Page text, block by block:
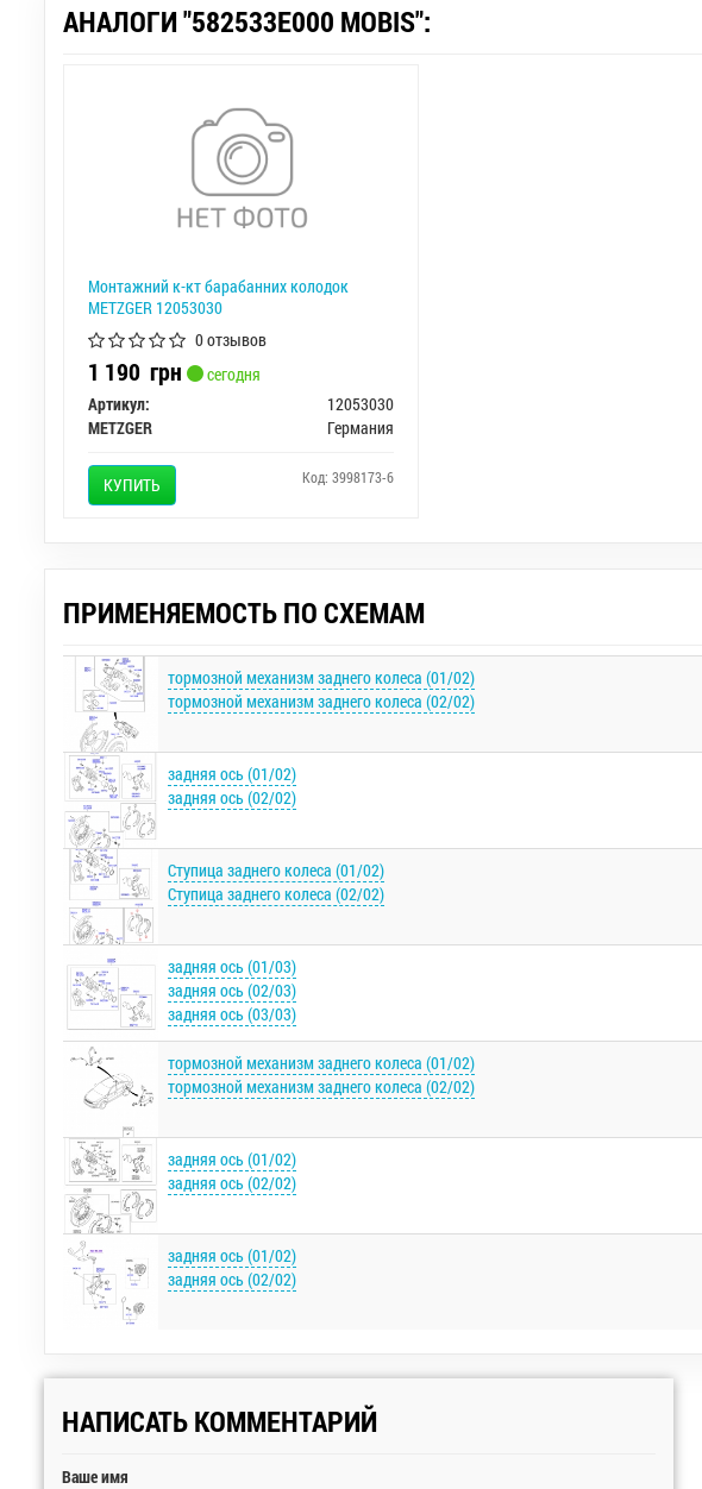
АНАЛОГИ "582533E000 MOBIS":
Монтажний к-кт барабанних колодок
METZGER 12053030
0 отзывов
1 190 грн
сегодня
Артикул:
12053030
METZGER
Германия
КУПИТЬ Код: 3998173-6
ПРИМЕНЯЕМОСТЬ ПО СХЕМАМ
тормозной механизм заднего колеса (01/02)
тормозной механизм заднего колеса (02/02)
задняя ось (01/02)
задняя ось (02/02)
Ступица заднего колеса (01/02)
Ступица заднего колеса (02/02)
задняя ось (01/03)
задняя ось (02/03)
задняя ось (03/03)
тормозной механизм заднего колеса (01/02)
тормозной механизм заднего колеса (02/02)
задняя ось (01/02)
задняя ось (02/02)
задняя ось (01/02)
задняя ось (02/02)
НАПИСАТЬ КОММЕНТАРИЙ
Ваше имя